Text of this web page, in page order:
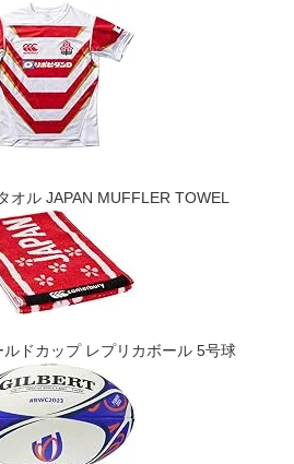
オル JAPAN MUFFLER TOWEL
ドカップ レプリカボール 5号球